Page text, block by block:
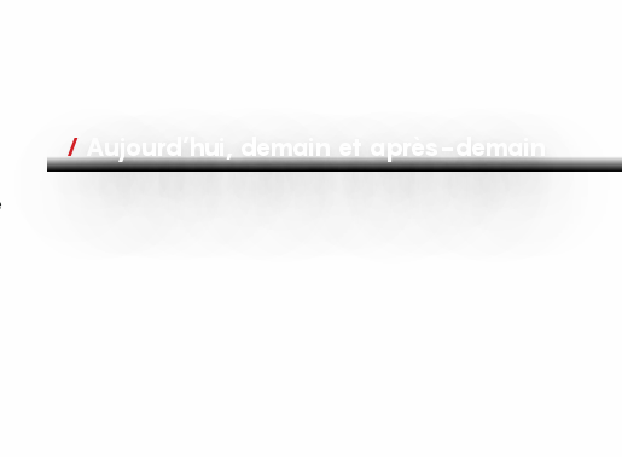
Aujourd’hui, demain et après-demain